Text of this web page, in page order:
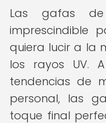
Las gafas
imprescindible
quiera lucir a la
los rayos UV.
tendencias de
personal, las
toque final